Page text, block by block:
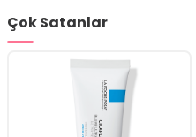
Çok Satanlar